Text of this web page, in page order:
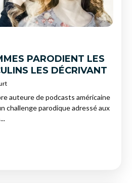
PARODIENT LES
LES DÉCRIVANT
auteure de podcasts américaine
challenge parodique adressé aux